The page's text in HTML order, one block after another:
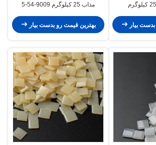
بیار
مذاب 25 کیلوگرم 9009-54-5
بهترین قیمت رو بدست بیار